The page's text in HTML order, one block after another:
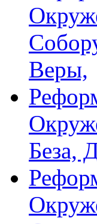
Веры,
Беза,